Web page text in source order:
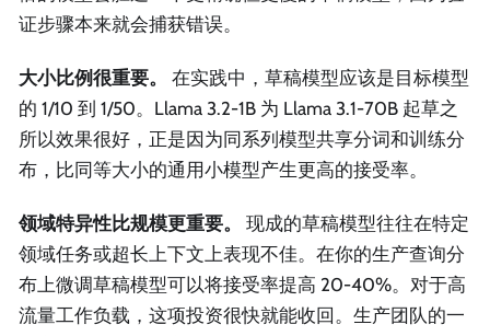
证步骤本来就会捕获错误。
大小比例很重要。
在实践中，草稿模型应该是目标模型
的 1/10 到 1/50。Llama 3.2-1B 为 Llama 3.1-70B 起草之
所以效果很好，正是因为同系列模型共享分词和训练分
布，比同等大小的通用小模型产生更高的接受率。
领域特异性比规模更重要。
现成的草稿模型往往在特定
领域任务或超长上下文上表现不佳。在你的生产查询分
布上微调草稿模型可以将接受率提高 20-40%。对于高
流量工作负载，这项投资很快就能收回。生产团队的一